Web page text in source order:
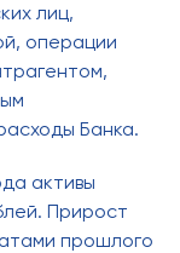
лиц,
операции
Банка.
активы
Прирост
прошлого